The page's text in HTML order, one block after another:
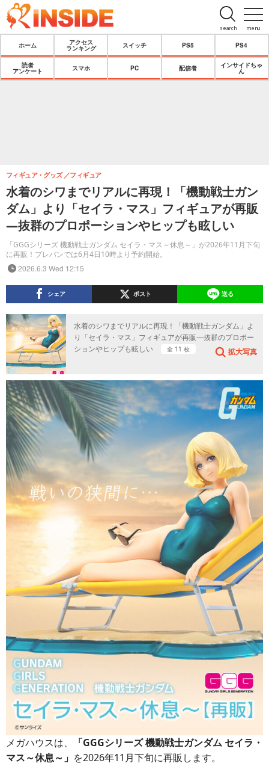
menu
search
ホーム
アクセス
ランキング
スイッチ PS5 PS4
読者
アンケート
スマホ PC 配信者
インサイドちゃ
ん
水着のシワまでリアルに再現！「機動戦士ガン
ダム」より「セイラ・マス」フィギュアが再販
―抜群のプロポーションやヒップも眩しい
「GGGシリーズ 機動戦士ガンダム セイラ・マス～休息～」が2026年11月下旬
に再販！プレバンでは6月4日10時より予約開始。
フィギュア・グッズ フィギュア
2026.6.3 Wed 12:15
シェア ポスト 送る
水着のシワまでリアルに再現！「機動戦士ガンダム」よ
り「セイラ・マス」フィギュアが再販―抜群のプロポー
ションやヒップも眩しい
全 11 枚 拡大写真
メガハウスは、
「GGGシリーズ 機動戦士ガンダム セイラ・
マス～休息～」 を2026年11月下旬に再販します。